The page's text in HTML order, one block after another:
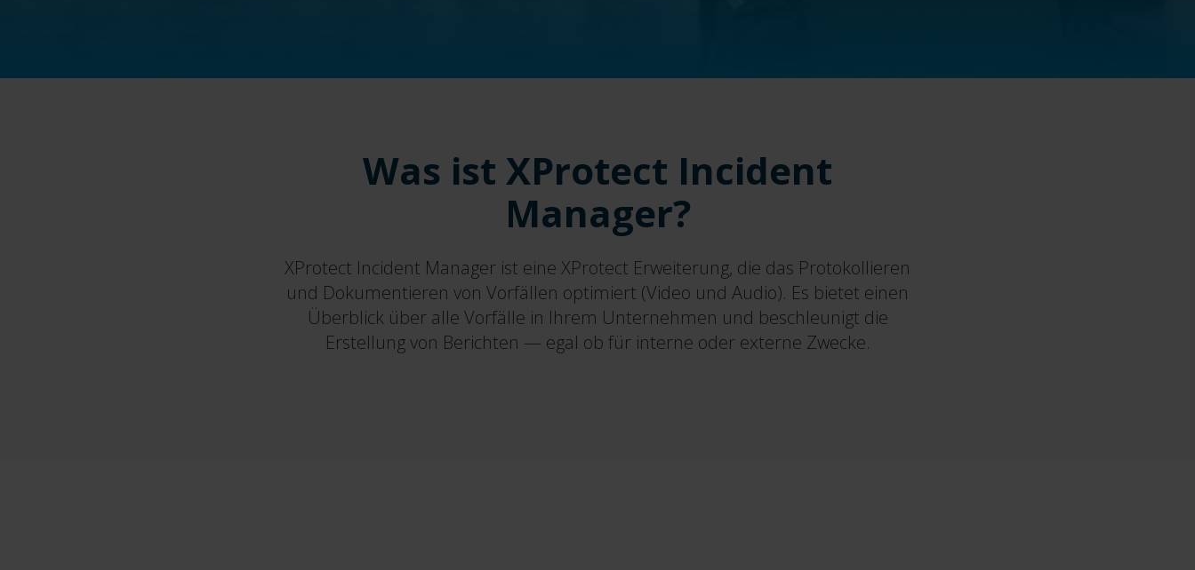
Was ist XProtect Incident
Manager?
XProtect Incident Manager ist eine XProtect Erweiterung, die das Protokollieren
und Dokumentieren von Vorfällen optimiert (Video und Audio). Es bietet einen
Überblick über alle Vorfälle in Ihrem Unternehmen und beschleunigt die
Erstellung von Berichten — egal ob für interne oder externe Zwecke.